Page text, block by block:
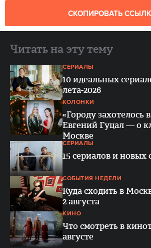
СКОПИРОВАТЬ
Читать на эту тему
СЕРИАЛЫ
10 идеальных
лета-2026
КОЛОНКИ
«Городу захотелось
Евгений Гуцал — о
Москве
СЕРИАЛЫ
15 сериалов и новых
СОБЫТИЯ НЕДЕЛИ
Куда сходить в
2 августа
КИНО
Что смотреть в
августе